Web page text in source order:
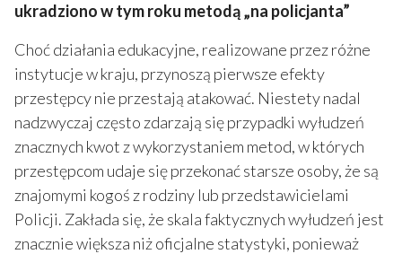
ukradziono w tym roku metodą „na policjanta”
Choć działania edukacyjne, realizowane przez różne
instytucje w kraju, przynoszą pierwsze efekty
przestępcy nie przestają atakować. Niestety nadal
nadzwyczaj często zdarzają się przypadki wyłudzeń
znacznych kwot z wykorzystaniem metod, w których
przestępcom udaje się przekonać starsze osoby, że są
znajomymi kogoś z rodziny lub przedstawicielami
Policji. Zakłada się, że skala faktycznych wyłudzeń jest
znacznie większa niż oficjalne statystyki, ponieważ